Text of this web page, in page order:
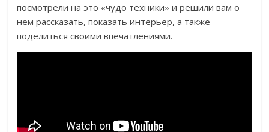
посмотрели на это «чудо техники» и решили вам о
нем рассказать, показать интерьер, а также
поделиться своими впечатлениями.